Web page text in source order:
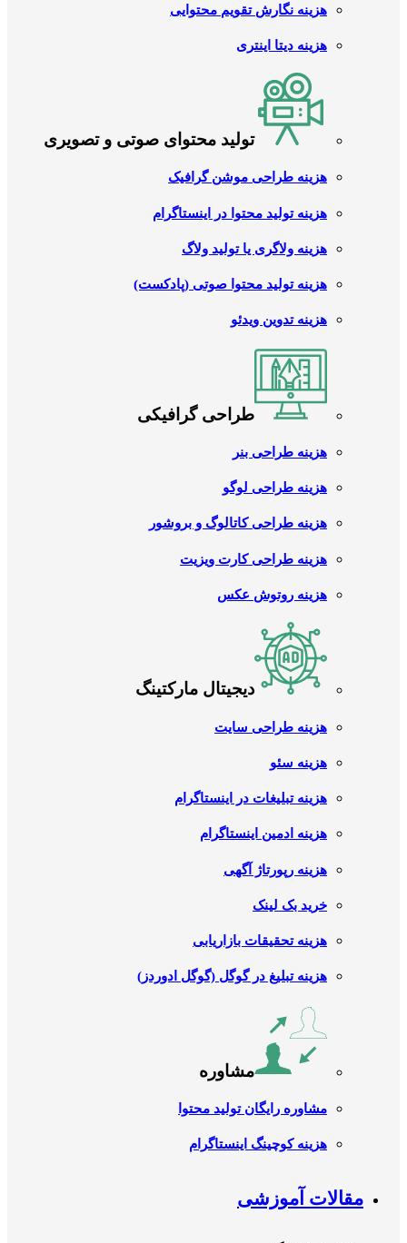
هزینه نگارش تقویم محتوایی
هزینه دیتا اینتری
تولید محتوای صوتی و تصویری
هزینه طراحی موشن گرافیک
هزینه تولید محتوا در اینستاگرام
هزینه ولاگری یا تولید ولاگ
هزینه تولید محتوا صوتی (پادکست)
هزینه تدوین ویدئو
طراحی گرافیکی
هزینه طراحی بنر
هزینه طراحی لوگو
هزینه طراحی کاتالوگ و بروشور
هزینه طراحی کارت ویزیت
هزینه روتوش عکس
دیجیتال مارکتینگ
هزینه طراحی سایت
هزینه سئو
هزینه تبلیغات در اینستاگرام
هزینه ادمین اینستاگرام
هزینه رپورتاژ آگهی
خرید بک لینک
هزینه تحقیقات بازاریابی
هزینه تبلیغ در گوگل (گوگل ادوردز)
مشاوره
مشاوره رایگان تولید محتوا
هزینه کوچینگ اینستاگرام
مقالات آموزشی